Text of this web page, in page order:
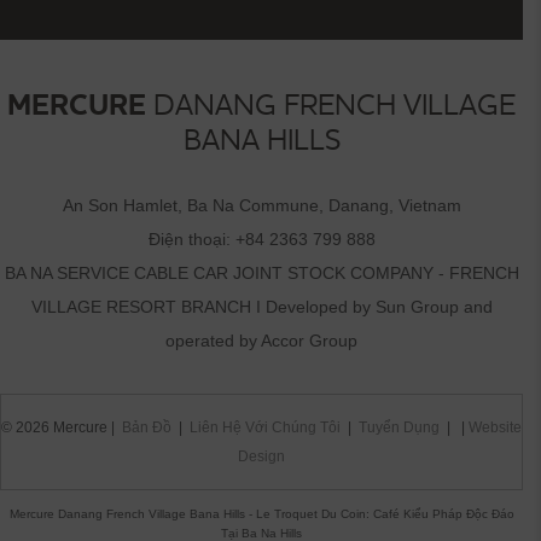
MERCURE DANANG FRENCH VILLAGE
BANA HILLS
An Son Hamlet, Ba Na Commune, Danang, Vietnam
Điện thoại: +84 2363 799 888
BA NA SERVICE CABLE CAR JOINT STOCK COMPANY - FRENCH
VILLAGE RESORT BRANCH I Developed by Sun Group and
operated by Accor Group
© 2026 Mercure | Bản Đồ | Liên Hệ Với Chúng Tôi | Tuyển Dụng | | Website
Design
Mercure Danang French Village Bana Hills - Le Troquet Du Coin: Café Kiểu Pháp Độc Đáo
Tại Ba Na Hills